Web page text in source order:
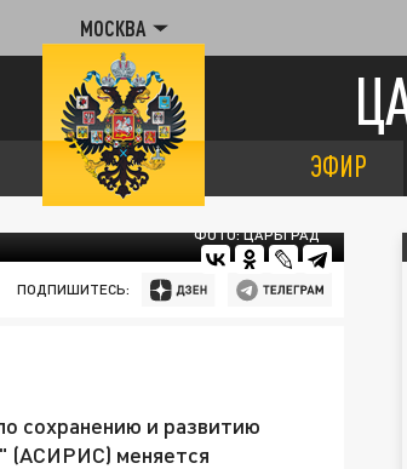
МОСКВА
ЭФИР
ФОТО: ЦАРЬГРАД
ПОДПИШИТЕСЬ:
сохранению и развитию
(АСИРИС) меняется